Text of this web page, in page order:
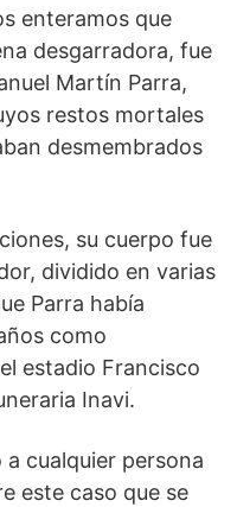
enteramos que
desgarradora, fue
Martín Parra,
restos mortales
desmembrados
su cuerpo fue
dividido en varias
Parra había
como
estadio Francisco
Inavi.
cualquier persona
este caso que se